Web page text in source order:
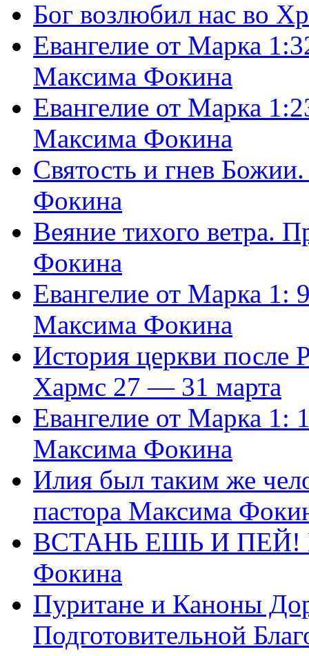
Бог возлюбил нас во
Евангелие от Марка
Максима Фокина
Евангелие от Марка
Максима Фокина
Святость и гнев
Фокина
Веяние тихого ветра.
Фокина
Евангелие от Марка 1:
Максима Фокина
История церкви
Хармс 27 — 31 марта
Евангелие от Марка 1:
Максима Фокина
Илия был таким же
пастора Максима
ВСТАНЬ ЕШЬ И ПЕЙ!
Фокина
Пуритане и Каноны
Подготовительной